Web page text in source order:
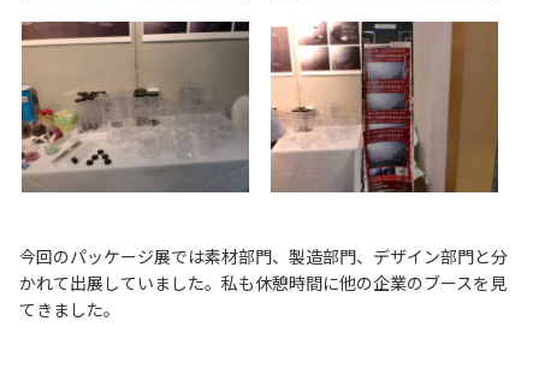
今回のパッケージ展では素材部門、製造部門、デザイン部門と分
かれて出展していました。私も休憩時間に他の企業のブースを見
てきました。